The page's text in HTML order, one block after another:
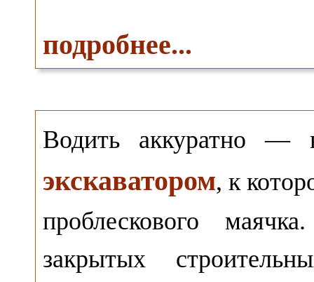
подробнее...
Водить аккуратно —
экскаватором, к
проблескового
закрытых